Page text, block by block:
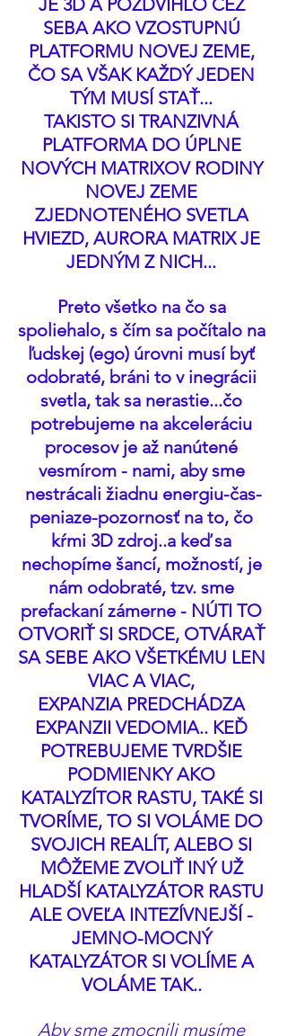
JE 3D A POZDVIHLO CEZ
SEBA AKO VZOSTUPNÚ
PLATFORMU NOVEJ ZEME,
ČO SA VŠAK KAŽDÝ JEDEN
TÝM MUSÍ STAŤ...
TAKISTO SI TRANZIVNÁ
PLATFORMA DO ÚPLNE
NOVÝCH MATRIXOV RODINY
NOVEJ ZEME
ZJEDNOTENÉHO SVETLA
HVIEZD, AURORA MATRIX JE
JEDNÝM Z NICH...
Preto všetko na čo sa
spoliehalo, s čím sa počítalo na
ľudskej (ego) úrovni musí byť
odobraté, bráni to v inegrácii
svetla, tak sa nerastie...čo
potrebujeme na akceleráciu
procesov je až nanútené
vesmírom - nami, aby sme
nestrácali žiadnu energiu-čas-
peniaze-pozornosť na to, čo
kŕmi 3D zdroj..a keď sa
nechopíme šancí, možností, je
nám odobraté, tzv. sme
prefackaní zámerne - NÚTI TO
OTVORIŤ SI SRDCE, OTVÁRAŤ
SA SEBE AKO VŠETKÉMU LEN
VIAC A VIAC,
EXPANZIA PREDCHÁDZA
EXPANZII VEDOMIA.. KEĎ
POTREBUJEME TVRDŠIE
PODMIENKY AKO
KATALYZÍTOR RASTU, TAKÉ SI
TVORÍME, TO SI VOLÁME DO
SVOJICH REALÍT, ALEBO SI
MÔŽEME ZVOLIŤ INÝ UŽ
HLADŠÍ KATALYZÁTOR RASTU
ALE OVEĽA INTEZÍVNEJŠÍ -
JEMNO-MOCNÝ
KATALYZÁTOR SI VOLÍME A
VOLÁME TAK..
Aby sme zmocnili musíme